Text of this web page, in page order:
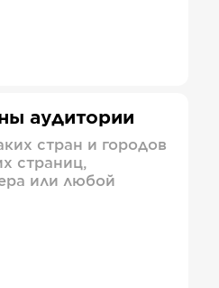
аудитории
стран и городов
страниц,
или любой